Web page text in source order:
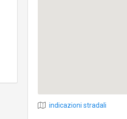
indicazioni stradali